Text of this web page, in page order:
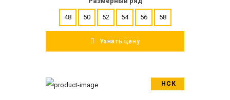
48 50 52 54 56 58
Узнать цену
НСК